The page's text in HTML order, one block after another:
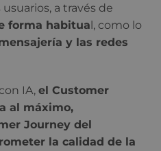
a través de
forma habitual, como lo
y las redes
IA, el Customer
al máximo,
Journey del
la calidad de la